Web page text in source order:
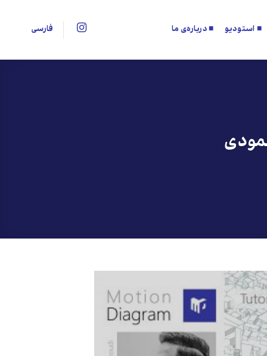
■ استودیو ■ درباره‌ی ما فارسی